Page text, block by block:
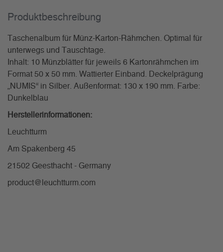
Produkt­beschreibung
Taschenalbum für Münz-Karton-Rähmchen. Optimal für
unterwegs und Tauschtage.
Inhalt: 10 Münzblätter für jeweils 6 Kartonrähmchen im
Format 50 x 50 mm. Wattierter Einband. Deckelprägung
„NUMIS“ in Silber. Außenformat: 130 x 190 mm. Farbe:
Dunkelblau
Herstellerinformationen:
Leuchtturm
Am Spakenberg 45
21502 Geesthacht - Germany
product@leuchtturm.com